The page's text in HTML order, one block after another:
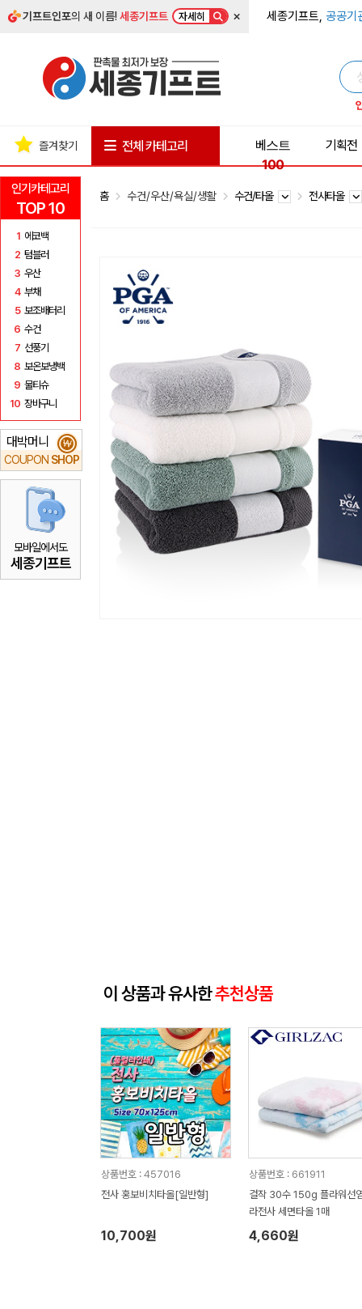
기프트인포의 새 이름!세종기프트 자세히 × 세종기프트, 공공기
인기카테고리
TOP 10
1 에코백
2 텀블러
3 우산
4 부채
5 보조배터리
6 수건
7 선풍기
8 보온보냉백
9 물티슈
10 장바구니
대박머니
COUPON SHOP
₩
모바일에서도
세종기프트
즐겨찾기 전체 카테고리
베스트
100
기획전
홈 수건/우산/욕실/생활 수건/타올 전사타올
이 상품과 유사한추천상품
상품번호 : 457016
전사 홍보비치타올[일반형]
10,700원
상품번호 : 661911
걸작 30수 150g 플라워선
라전사 세면타올 1매
4,660원